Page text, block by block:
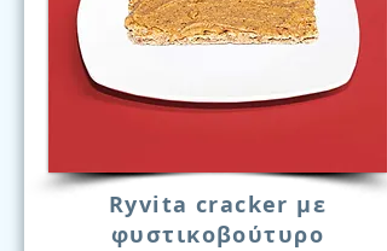
Ryvita cracker με
φυστικοβούτυρο